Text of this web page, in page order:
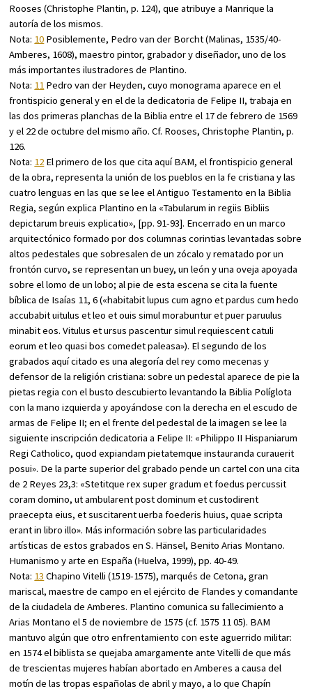
Rooses (Christophe Plantin, p. 124), que atribuye a Manrique la
autoría de los mismos.
Nota: 10 Posiblemente, Pedro van der Borcht (Malinas, 1535/40-
Amberes, 1608), maestro pintor, grabador y diseñador, uno de los
más importantes ilustradores de Plantino.
Nota: 11 Pedro van der Heyden, cuyo monograma aparece en el
frontispicio general y en el de la dedicatoria de Felipe II, trabaja en
las dos primeras planchas de la Biblia entre el 17 de febrero de 1569
y el 22 de octubre del mismo año. Cf. Rooses, Christophe Plantin, p.
126.
Nota: 12 El primero de los que cita aquí BAM, el frontispicio general
de la obra, representa la unión de los pueblos en la fe cristiana y las
cuatro lenguas en las que se lee el Antiguo Testamento en la Biblia
Regia, según explica Plantino en la «Tabularum in regiis Bibliis
depictarum breuis explicatio», [pp. 91-93]. Encerrado en un marco
arquitectónico formado por dos columnas corintias levantadas sobre
altos pedestales que sobresalen de un zócalo y rematado por un
frontón curvo, se representan un buey, un león y una oveja apoyada
sobre el lomo de un lobo; al pie de esta escena se cita la fuente
bíblica de Isaías 11, 6 («habitabit lupus cum agno et pardus cum hedo
accubabit uitulus et leo et ouis simul morabuntur et puer paruulus
minabit eos. Vitulus et ursus pascentur simul requiescent catuli
eorum et leo quasi bos comedet paleasa»). El segundo de los
grabados aquí citado es una alegoría del rey como mecenas y
defensor de la religión cristiana: sobre un pedestal aparece de pie la
pietas regia con el busto descubierto levantando la Biblia Políglota
con la mano izquierda y apoyándose con la derecha en el escudo de
armas de Felipe II; en el frente del pedestal de la imagen se lee la
siguiente inscripción dedicatoria a Felipe II: «Philippo II Hispaniarum
Regi Catholico, quod expiandam pietatemque instauranda curauerit
posui». De la parte superior del grabado pende un cartel con una cita
de 2 Reyes 23,3: «Stetitque rex super gradum et foedus percussit
coram domino, ut ambularent post dominum et custodirent
praecepta eius, et suscitarent uerba foederis huius, quae scripta
erant in libro illo». Más información sobre las particularidades
artísticas de estos grabados en S. Hänsel, Benito Arias Montano.
Humanismo y arte en España (Huelva, 1999), pp. 40-49.
Nota: 13 Chapino Vitelli (1519-1575), marqués de Cetona, gran
mariscal, maestre de campo en el ejército de Flandes y comandante
de la ciudadela de Amberes. Plantino comunica su fallecimiento a
Arias Montano el 5 de noviembre de 1575 (cf. 1575 11 05). BAM
mantuvo algún que otro enfrentamiento con este aguerrido militar:
en 1574 el biblista se quejaba amargamente ante Vitelli de que más
de trescientas mujeres habían abortado en Amberes a causa del
motín de las tropas españolas de abril y mayo, a lo que Chapín